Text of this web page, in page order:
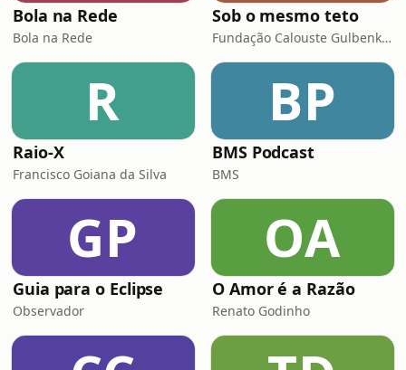
Bola na Rede
Bola na Rede
Sob o mesmo teto
Fundação Calouste Gulbenkian
R
Raio-X
Francisco Goiana da Silva
BP
BMS Podcast
BMS
GP
Guia para o Eclipse
Observador
OA
O Amor é a Razão
Renato Godinho